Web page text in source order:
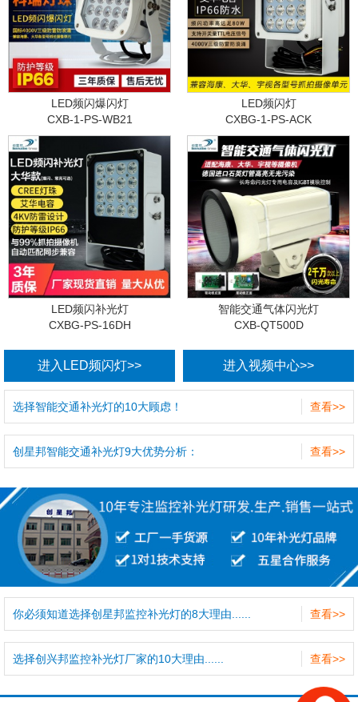
LED频闪爆闪灯
CXB-1-PS-WB21
LED频闪灯
CXBG-1-PS-ACK
LED频闪补光灯
CXBG-PS-16DH
智能交通气体闪光灯
CXB-QT500D
进入LED频闪灯>> 进入视频中心>>
查看>>
选择智能交通补光灯的10大顾虑！
查看>>
创星邦智能交通补光灯9大优势分析：
查看>>
你必须知道选择创星邦监控补光灯的8大理由......
查看>>
选择创兴邦监控补光灯厂家的10大理由......